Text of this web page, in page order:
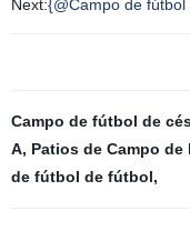
Next:{@Campo de
Campo de fútbol de
A, Patios de Campo de
de fútbol de fútbol,